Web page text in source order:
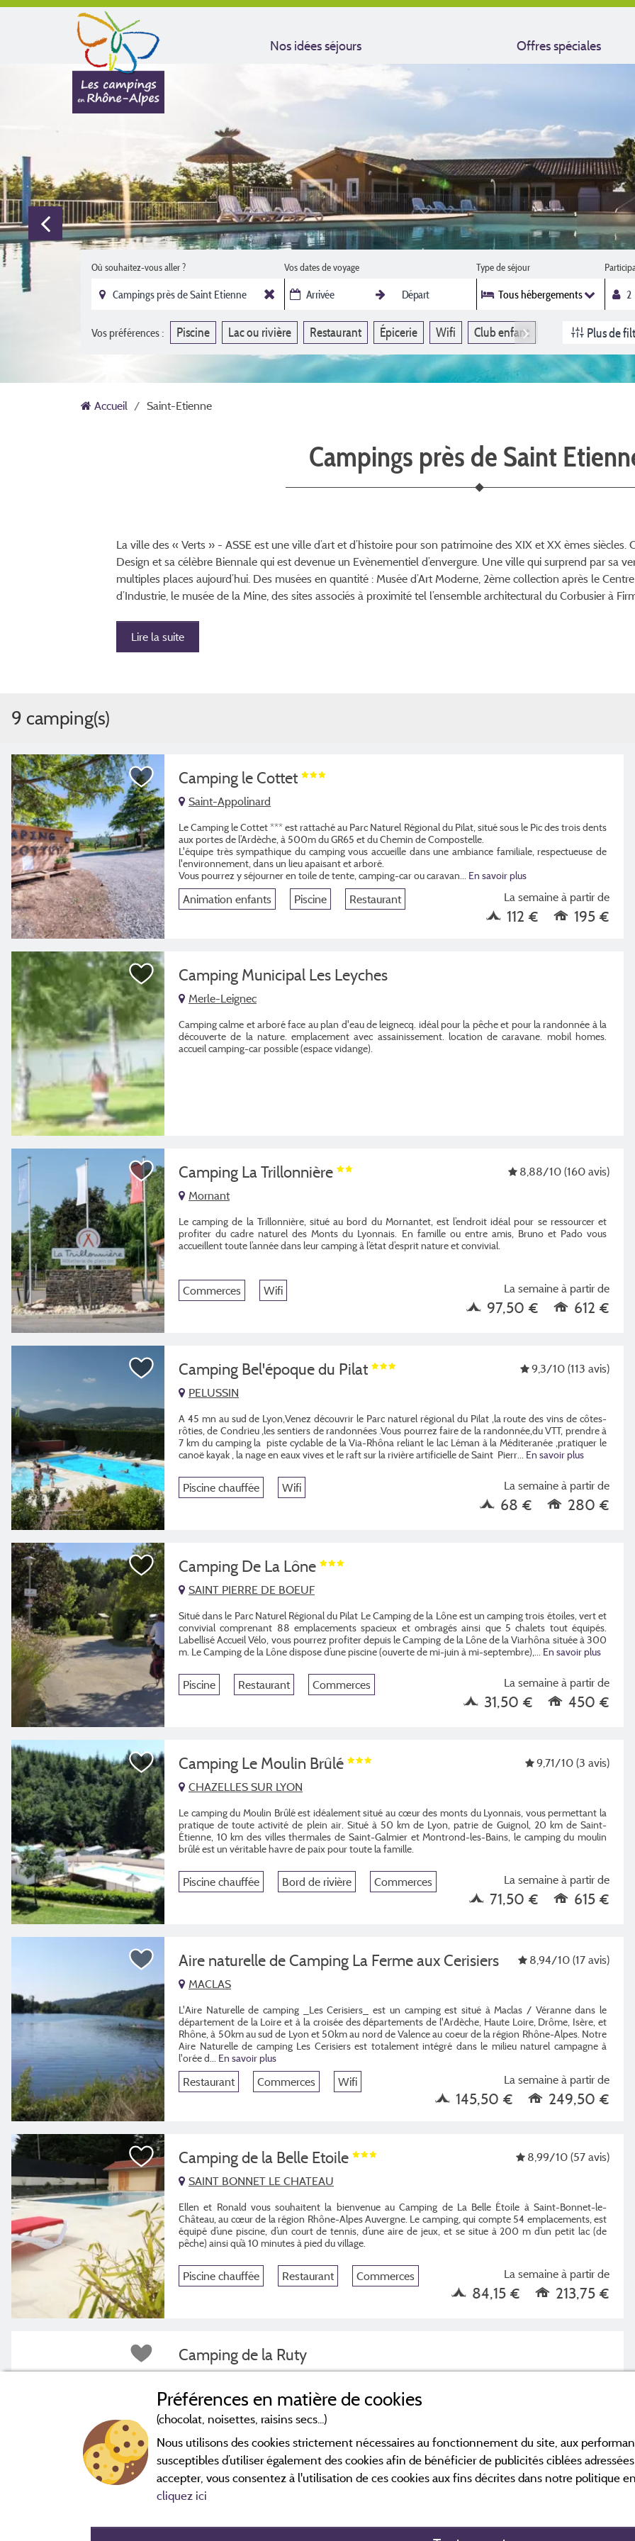
Nos idées séjours Offres spéciales
Où souhaitez-vous aller ? Vos dates de voyage Type de séjour
Tous hébergements
Vos préférences : Piscine Lac ou rivière Restaurant Épicerie Wifi Club enfant Animaux acceptés
Plus de
Accueil Saint-Etienne
Campings près de Saint
La ville des « Verts » - ASSE est une ville d’art et d’histoire pour son patrimoine des XIX et XX èmes siècles.
Design et sa célèbre Biennale qui est devenue un Evènementiel d’envergure. Une ville qui surprend par sa
multiples places aujourd’hui. Des musées en quantité : Musée d’Art Moderne, 2ème collection après le
d’Industrie, le musée de la Mine, des sites associés à proximité tel l’ensemble architectural du Corbusier à
Lire la suite
9 camping(s)
Camping le Cottet
Saint-Appolinard
Le Camping le Cottet *** est rattaché au Parc Naturel Régional du Pilat, situé sous le Pic des trois dents
aux portes de l’Ardèche, à 500m du GR65 et du Chemin de Compostelle.
L'équipe très sympathique du camping vous accueille dans une ambiance familiale, respectueuse de
l'environnement, dans un lieu apaisant et arboré.
Vous pourrez y séjourner en toile de tente, camping-car ou caravan
En savoir plus
Animation enfants Piscine Restaurant La semaine à partir de
112 € 195 €
Camping Municipal Les Leyches
Merle-Leignec
Camping calme et arboré face au plan d'eau de leignecq. idéal pour la pêche et pour la randonnée à la
découverte de la nature. emplacement avec assainissement. location de caravane. mobil homes.
accueil camping-car possible (espace vidange).
Camping La Trillonnière
Mornant
8,88/10 (160 avis)
Le camping de la Trillonnière, situé au bord du Mornantet, est l’endroit idéal pour se ressourcer et
profiter du cadre naturel des Monts du Lyonnais. En famille ou entre amis, Bruno et Pado vous
accueillent toute l’année dans leur camping à l’état d’esprit nature et convivial.
Commerces Wifi La semaine à partir de
97,50 € 612 €
Camping Bel'époque du Pilat
PELUSSIN
9,3/10 (113 avis)
A 45 mn au sud de Lyon,Venez découvrir le Parc naturel régional du Pilat ,la route des vins de côtes-
rôties, de Condrieu ,les sentiers de randonnées .Vous pourrez faire de la randonnée,du VTT, prendre à
7 km du camping la piste cyclable de la Via-Rhôna reliant le lac Léman à la Méditeranée ,pratiquer le
canoë kayak , la nage en eaux vives et le raft sur la rivière artificielle de Saint Pierr... En savoir plus
Piscine chauffée Wifi La semaine à partir de
68 € 280 €
Camping De La Lône
SAINT PIERRE DE BOEUF
Situé dans le Parc Naturel Régional du Pilat Le Camping de la Lône est un camping trois étoiles, vert et
convivial comprenant 88 emplacements spacieux et ombragés ainsi que 5 chalets tout équipés.
Labellisé Accueil Vélo, vous pourrez profiter depuis le Camping de la Lône de la Viarhôna située à 300
m. Le Camping de la Lône dispose d’une piscine (ouverte de mi-juin à mi-septembre), En savoir plus
Piscine Restaurant Commerces La semaine à partir de
31,50 € 450 €
Camping Le Moulin Brûlé
CHAZELLES SUR LYON
9,71/10 (3 avis)
Le camping du Moulin Brûlé est idéalement situé au cœur des monts du Lyonnais, vous permettant la
pratique de toute activité de plein air. Situé à 50 km de Lyon, patrie de Guignol, 20 km de Saint-
Étienne, 10 km des villes thermales de Saint-Galmier et Montrond-les-Bains, le camping du moulin
brûlé est un véritable havre de paix pour toute la famille.
Piscine chauffée Bord de rivière Commerces La semaine à partir de
71,50 € 615 €
Aire naturelle de Camping La Ferme aux Cerisiers
MACLAS
8,94/10 (17 avis)
L'Aire Naturelle de camping _Les Cerisiers_ est un camping est situé à Maclas / Véranne dans le
département de la Loire et à la croisée des départements de l'Ardèche, Haute Loire, Drôme, Isère, et
Rhône, à 50km au sud de Lyon et 50km au nord de Valence au coeur de la région Rhône-Alpes. Notre
Aire Naturelle de camping Les Cerisiers est totalement intégré dans le milieu naturel campagne à
l'orée d... En savoir plus
Restaurant Commerces Wifi La semaine à partir de
145,50 € 249,50 €
Camping de la Belle Etoile
SAINT BONNET LE CHATEAU
8,99/10 (57 avis)
Ellen et Ronald vous souhaitent la bienvenue au Camping de La Belle Étoile à Saint-Bonnet-le-
Château, au cœur de la région Rhône-Alpes Auvergne. Le camping, qui compte 54 emplacements, est
équipé d’une piscine, d’un court de tennis, d’une aire de jeux, et se situe à 200 m d’un petit lac (de
pêche) ainsi qu’à 10 minutes à pied du village.
Piscine chauffée Restaurant Commerces La semaine à partir de
84,15 € 213,75 €
Camping de la Ruty
Préférences en matière de cookies
(chocolat, noisettes, raisins secs...)
Nous utilisons des cookies strictement nécessaires au fonctionnement du site, aux
susceptibles d’utiliser également des cookies afin de bénéficier de publicités ciblées
accepter, vous consentez à l'utilisation de ces cookies aux fins décrites dans notre politique
cliquez ici